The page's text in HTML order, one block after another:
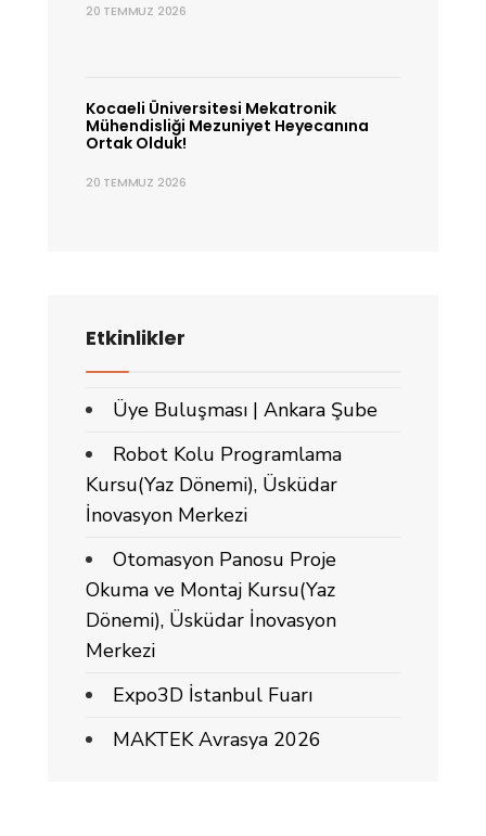
20 TEMMUZ 2026
Kocaeli Üniversitesi Mekatronik
Mühendisliği Mezuniyet Heyecanına
Ortak Olduk!
20 TEMMUZ 2026
Etkinlikler
Üye Buluşması | Ankara Şube
Robot Kolu Programlama
Kursu(Yaz Dönemi), Üsküdar
İnovasyon Merkezi
Otomasyon Panosu Proje
Okuma ve Montaj Kursu(Yaz
Dönemi), Üsküdar İnovasyon
Merkezi
Expo3D İstanbul Fuarı
MAKTEK Avrasya 2026